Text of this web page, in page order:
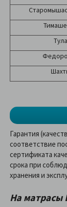
Тула
Гарантия
соответствие
сертификата
срока при
хранения и
На матрасы